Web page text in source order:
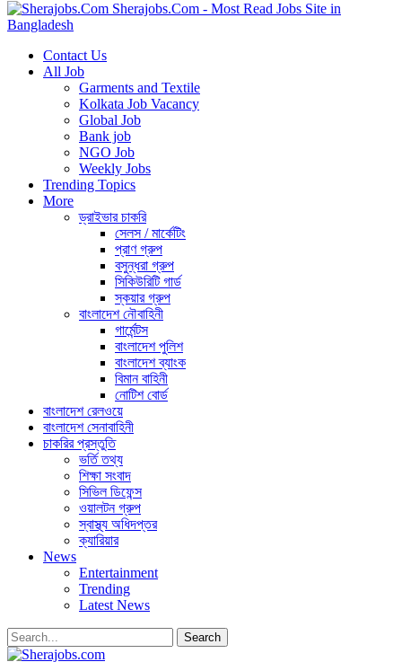
Sherajobs.Com - Most Read Jobs Site in
Bangladesh
Contact Us
All Job
Garments and Textile
Kolkata Job Vacancy
Global Job
Bank job
NGO Job
Weekly Jobs
Trending Topics
More
ড্রাইভার চাকরি
সেলস / মার্কেটিং
প্রাণ গ্রুপ
বসুন্ধরা গ্রুপ
সিকিউরিটি গার্ড
স্কয়ার গ্রুপ
বাংলাদেশ নৌবাহিনী
গার্মেন্টস
বাংলাদেশ পুলিশ
বাংলাদেশ ব্যাংক
বিমান বাহিনী
নোটিশ বোর্ড
বাংলাদেশ রেলওয়ে
বাংলাদেশ সেনাবাহিনী
চাকরির প্রস্তুতি
ভর্তি তথ্য
শিক্ষা সংবাদ
সিভিল ডিফেন্স
ওয়ালটন গ্রুপ
স্বাস্থ্য অধিদপ্তর
ক্যারিয়ার
News
Entertainment
Trending
Latest News